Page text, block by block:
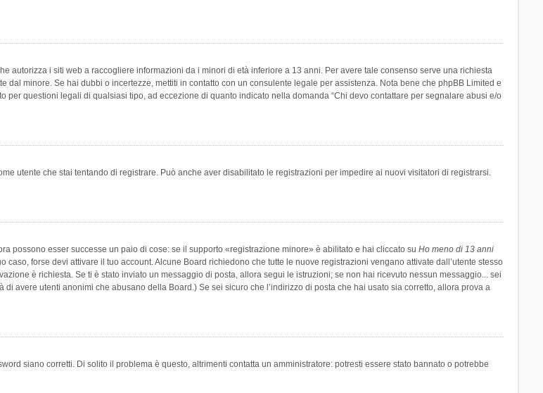
autorizza i siti web a raccogliere informazioni da i minori di età inferiore a 13 anni. Per avere tale consenso serve una richiesta
minore. Se hai dubbi o incertezze, mettiti in contatto con un consulente legale per assistenza. Nota bene che phpBB Limited e
questioni legali di qualsiasi tipo, ad eccezione di quanto indicato nella domanda “Chi devo contattare per segnalare abusi e/o
utente che stai tentando di registrare. Può anche aver disabilitato le registrazioni per impedire ai nuovi visitatori di registrarsi.
possono esser successe un paio di cose: se il supporto «registrazione minore» è abilitato e hai cliccato su Ho meno di 13 anni
forse devi attivare il tuo account. Alcune Board richiedono che tutte le nuove registrazioni vengano attivate dall’utente stesso
è richiesta. Se ti è stato inviato un messaggio di posta, allora segui le istruzioni; se non hai ricevuto nessun messaggio... sei
avere utenti anonimi che abusano della Board.) Se sei sicuro che l’indirizzo di posta che hai usato sia corretto, allora prova a
siano corretti. Di solito il problema è questo, altrimenti contatta un amministratore: potresti essere stato bannato o potrebbe